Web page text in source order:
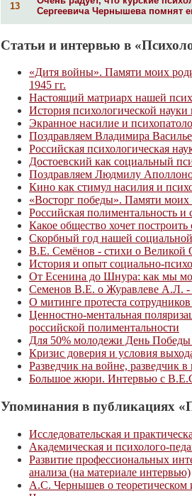
13
Сергеевича Чернышева помнят
Статьи и интервью в
«Дитя войны». Памяти моих
1945 гг.
Настоящий матриарх нашей
История психологической
Экранное насилие и
Поздравляем Владимира
Российская психологическая
Достоевский как социальный
Поздравляем Людмилу
Кино как стимул насилия и
«Восторг победы». Памяти моих
Российская полиментальность и
Какое общество хочет
Скорбный год нашей
В.Е. Семёнов - стихи о Великой
История и опыт социально-
От Есенина до Шнура: как мы
Семенов В.Е. о Журавлеве А.Л. -
О митинге протеста
Ценностно-ментальная
российской полиментальности
Для 50% молодежи День Победы
Кризис доверия и условия
Разведчик на войне, разведчик в
Большое жюри. Интервью с
Упоминания в публикациях
Исследовательская и
Академическая и психолого-
Развитие профессиональных
анализа (на материале интервью)
А.С. Чернышев о